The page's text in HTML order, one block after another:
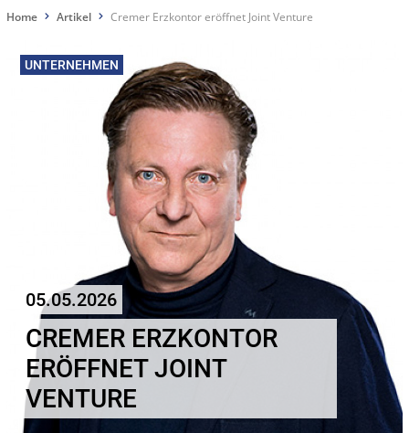
Home Artikel Cremer Erzkontor eröffnet Joint Venture
UNTERNEHMEN
05.05.2026
CREMER ERZKONTOR
ERÖFFNET JOINT
VENTURE